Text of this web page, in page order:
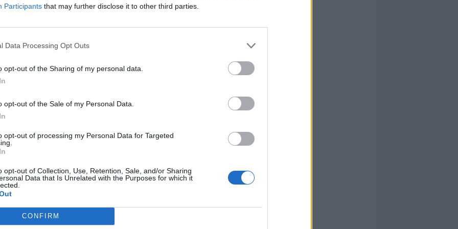
Participants that may further disclose it to other third parties.
Data Processing Opt Outs
opt-out of the Sharing of my personal data.
opt-out of the Sale of my Personal Data.
opt-out of processing my Personal Data for Targeted
opt-out of Collection, Use, Retention, Sale, and/or Sharing
Data that Is Unrelated with the Purposes for which it
CONFIRM
si è detta, in primis, "spaesata,
e lusingata" e poi ha raccontato che ha
po' prima di accettare la
Pier Silvio Berlusconi mi ha
diventare la nuova conduttrice de Le
senza fiato", ha confessato. La
continuato: "Da una parte c’era la
stata scelta, dall’altra c’erano mille
era 'qualcosa' di totalmente diverso da
avevo fatto prima. Mi sono presa un po’
ho parlato con mio padre e con il mio
fine, però, ho deciso di buttarmi. Ed